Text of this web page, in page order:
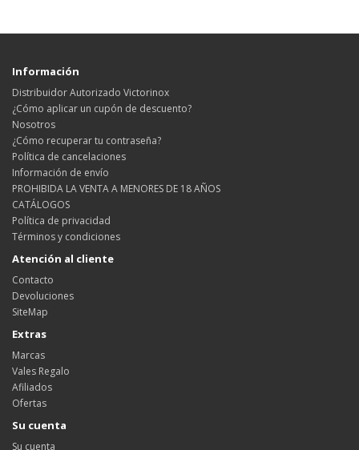
Información
Distribuidor Autorizado Victorinox
¿Cómo aplicar un cupón de descuento?
Nosotros
¿Cómo recuperar tu contraseña?
Política de cancelaciones
Información de envío
PROHIBIDA LA VENTA A MENORES DE 18 AÑOS
CATÁLOGOS
Política de privacidad
Términos y condiciones
Atención al cliente
Contacto
Devoluciones
SiteMap
Extras
Marcas
Vales Regalo
Afiliados
Ofertas
Su cuenta
Su cuenta